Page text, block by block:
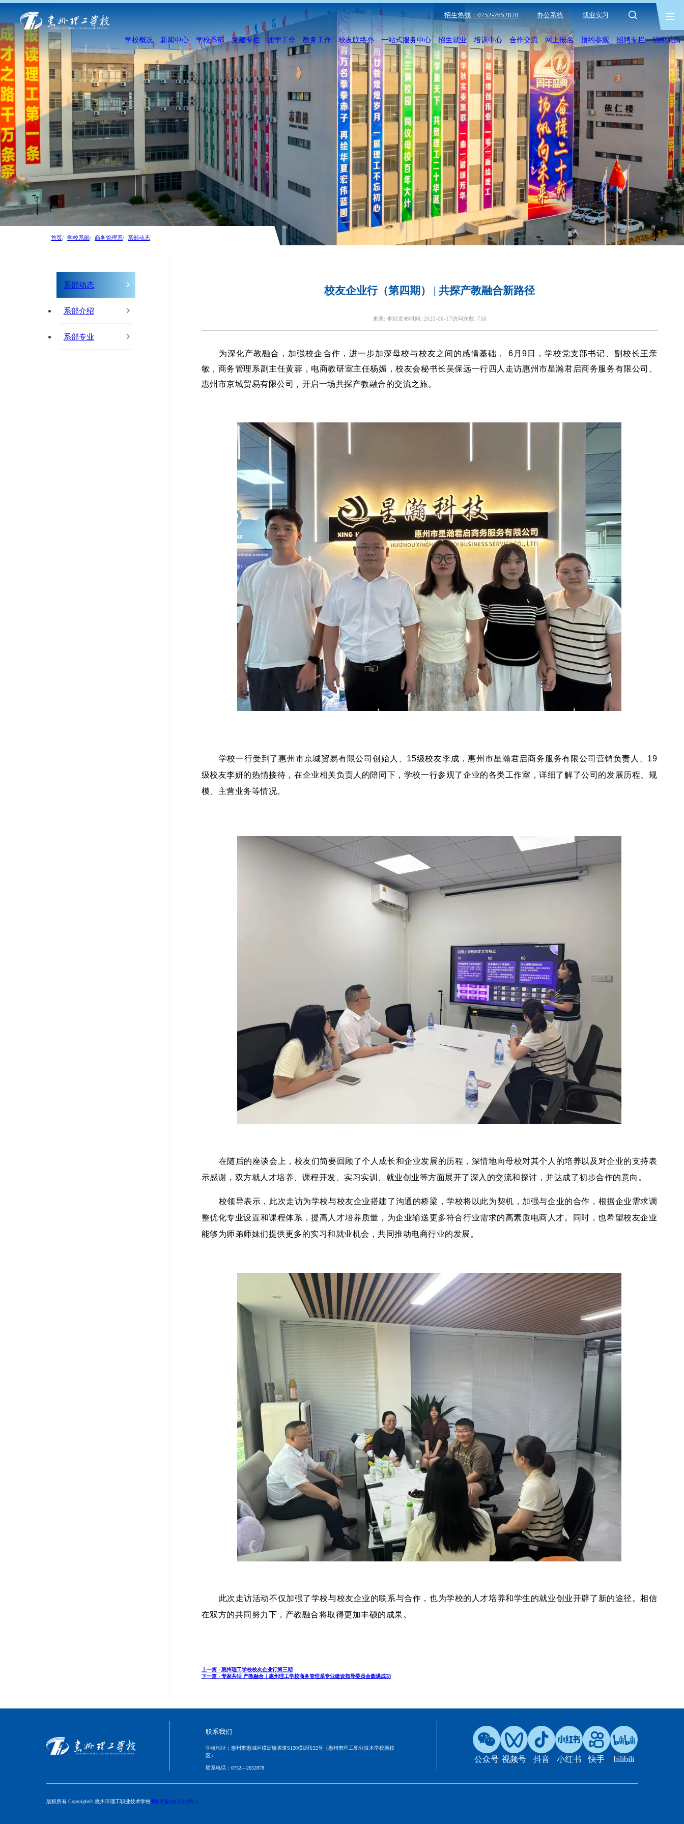
招生热线：0752-2652878 办公系统 就业实习
学校概况 新闻中心 学校系部 党建专栏 团学工作 教务工作 校友联络办 一站式服务中心 招生就业 培训中心 合作交流 网上报名 预约参观 招聘专栏 招标采购
首页 学校系部 商务管理系 系部动态
系部动态
系部介绍
系部专业
校友企业行（第四期） | 共探产教融合新路径
来源: 本站发布时间: 2025-06-17访问次数: 756
为深化产教融合，加强校企合作，进一步加深母校与校友之间的感情基础， 6月9日，学校党支部书记、副校长王亲
敏，商务管理系副主任黄蓉，电商教研室主任杨媚，校友会秘书长吴保远一行四人走访惠州市星瀚君启商务服务有限公司、
惠州市京城贸易有限公司，开启一场共探产教融合的交流之旅。
学校一行受到了惠州市京城贸易有限公司创始人、15级校友李成，惠州市星瀚君启商务服务有限公司营销负责人、19
级校友李妍的热情接待，在企业相关负责人的陪同下，学校一行参观了企业的各类工作室，详细了解了公司的发展历程、规
模、主营业务等情况。
在随后的座谈会上，校友们简要回顾了个人成长和企业发展的历程，深情地向母校对其个人的培养以及对企业的支持表
示感谢，双方就人才培养、课程开发、实习实训、就业创业等方面展开了深入的交流和探讨，并达成了初步合作的意向。
校领导表示，此次走访为学校与校友企业搭建了沟通的桥梁，学校将以此为契机，加强与企业的合作，根据企业需求调
整优化专业设置和课程体系，提高人才培养质量，为企业输送更多符合行业需求的高素质电商人才。同时，也希望校友企业
能够为师弟师妹们提供更多的实习和就业机会，共同推动电商行业的发展。
此次走访活动不仅加强了学校与校友企业的联系与合作，也为学校的人才培养和学生的就业创业开辟了新的途径。相信
在双方的共同努力下，产教融合将取得更加丰硕的成果。
上一篇 · 惠州理工学校校友企业行第三期
下一篇 · 专家共话 产教融合｜惠州理工学校商务管理系专业建设指导委员会圆满成功
联系我们
学校地址：惠州市惠城区横沥镇省道S120横沥段22号（惠州市理工职业技术学校新校
区）
联系电话：0752—2652878
公众号 视频号 抖音 小红书 快手 bilibili
版权所有 Copyright© 惠州市理工职业技术学校粤ICP备18154340号-1